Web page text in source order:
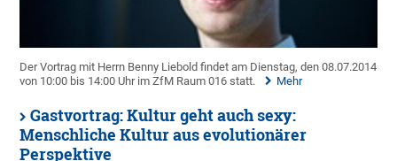
Der Vortrag mit Herrn Benny Liebold findet am Dienstag, den 08.07.2014
von 10:00 bis 14:00 Uhr im ZfM Raum 016 statt.
Mehr
Gastvortrag: Kultur geht auch sexy:
Menschliche Kultur aus evolutionärer
Perspektive